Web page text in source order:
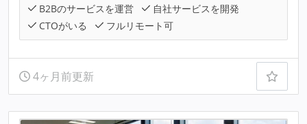
B2Bのサービスを運営
自社サービスを開発
CTOがいる
フルリモート可
4ヶ月前更新